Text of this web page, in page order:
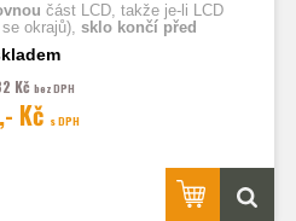
část LCD, takže je-li LCD
okrajů), sklo končí před
Kč bez DPH
Kč s DPH